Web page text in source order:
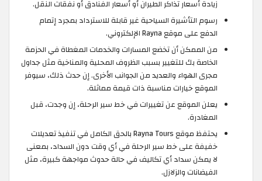
زيادة أسعار تذاكر الطيران أو أسعار الفنادق أو نفقات النقل.
رسوم التأشيرة السياحية غير قابلة للاسترداد بمجرد إتمام
الدفع على موقع Rayna الإلكتروني.
من الممكن أن تخضع المسارات والخدمات المغطاة في الحزمة
الخاصة بك للتغيير بسبب الظروف المحلية والمناخية مثل جداول
مجرى الهواء والعديد من الجوانب الأخرى. إن حدث ذلك، سيوفر
الموقع خيارات مناسبة ذات قيمة مماثلة.
يعلن الموقع عن تغييرات في خط سير الرحلة، إن وجدت، قبل
المغادرة.
يحتفظ موقع Rayna Tours بالحق الكامل في تنفيذ تعديلات
خفيفة على خط سير الرحلة في أي وقت دون السداد، بمعنى
لا يمكن سداد أي تكاليف في حالة حدوث مواجهة كبيرة، مثل
الفيضانات والزلازل.